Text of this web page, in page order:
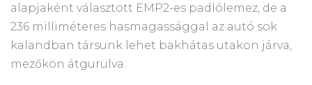
alapjaként választott EMP2-es padlólemez, de a
236 milliméteres hasmagassággal az autó sok
kalandban társunk lehet bakhátas utakon járva,
mezőkön átgurulva.